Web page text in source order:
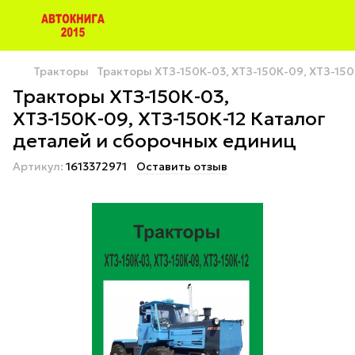
Тракторы Тракторы ХТЗ-150К-03, ХТЗ-150К-09, ХТЗ-
Тракторы ХТЗ-150К-03,
ХТЗ-150К-09, ХТЗ-150К-12 Каталог
деталей и сборочных единиц
Артикул: 1613372971 Оставить отзыв